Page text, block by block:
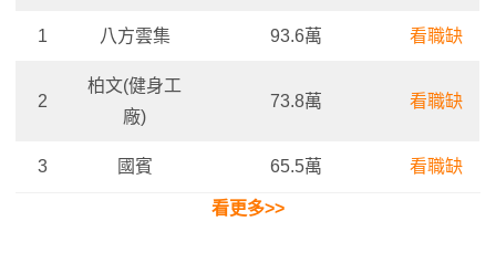
1 八方雲集 93.6萬 看職缺
2
柏文(健身工
廠)
73.8萬 看職缺
3 國賓 65.5萬 看職缺
看更多>>